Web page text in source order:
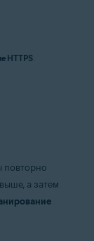
HTTPS.
повторно
а затем